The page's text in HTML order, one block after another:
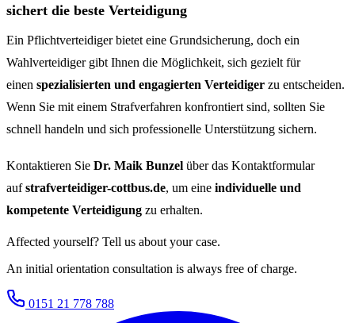
sichert die beste Verteidigung
Ein Pflichtverteidiger bietet eine Grundsicherung, doch ein
Wahlverteidiger gibt Ihnen die Möglichkeit, sich gezielt für
einen spezialisierten und engagierten Verteidiger zu entscheiden.
Wenn Sie mit einem Strafverfahren konfrontiert sind, sollten Sie
schnell handeln und sich professionelle Unterstützung sichern.
Kontaktieren Sie Dr. Maik Bunzel über das Kontaktformular
aufstrafverteidiger-cottbus.de, um eine individuelle und
kompetente Verteidigung zu erhalten.
Affected yourself? Tell us about your case.
An initial orientation consultation is always free of charge.
0151 21 778 788